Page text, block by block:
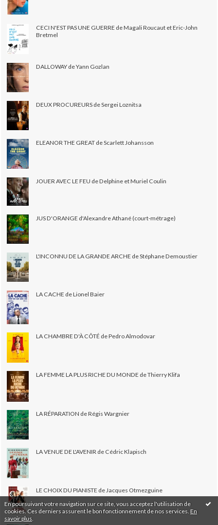
En poursuivant votre navigation sur ce site, vous acceptez l'utilisation de
cookies. Ces derniers assurent le bon fonctionnement de nos services. En
savoir plus
CECI N'EST PAS UNE GUERRE de Magali Roucaut et Eric-John
Bretmel
DALLOWAY de Yann Gozlan
DEUX PROCUREURS de Sergei Loznitsa
ELEANOR THE GREAT de Scarlett Johansson
JOUER AVEC LE FEU de Delphine et Muriel Coulin
JUS D'ORANGE d'Alexandre Athané (court-métrage)
L'INCONNU DE LA GRANDE ARCHE de Stéphane Demoustier
LA CACHE de Lionel Baier
LA CHAMBRE D'À CÔTÉ de Pedro Almodovar
LA FEMME LA PLUS RICHE DU MONDE de Thierry Klifa
LA RÉPARATION de Régis Wargnier
LA VENUE DE L'AVENIR de Cédric Klapisch
LE CHOIX DU PIANISTE de Jacques Otmezguine